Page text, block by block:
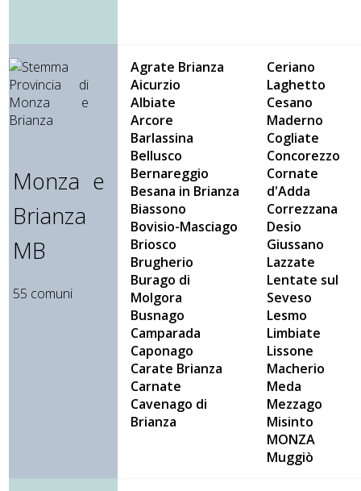
Monza e
Brianza
MB
55 comuni
Agrate Brianza
Aicurzio
Albiate
Arcore
Barlassina
Bellusco
Bernareggio
Besana in Brianza
Biassono
Bovisio-Masciago
Briosco
Brugherio
Burago di
Molgora
Busnago
Camparada
Caponago
Carate Brianza
Carnate
Cavenago di
Brianza
Ceriano
Laghetto
Cesano
Maderno
Cogliate
Concorezzo
Cornate
d'Adda
Correzzana
Desio
Giussano
Lazzate
Lentate sul
Seveso
Lesmo
Limbiate
Lissone
Macherio
Meda
Mezzago
Misinto
MONZA
Muggiò